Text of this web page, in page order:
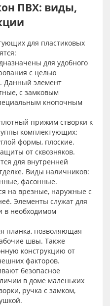
ПВХ: виды,
для пластиковых
для удобного
с целью
Данный элемент
с замковым
кнопочным
прижим створки к
комплектующих:
формы, плоские.
от сквозняков.
для внутренней
Виды наличников:
фасонные.
на врезные, наружные с
Элементы служат для
в необходимом
планка, позволяющая
швы. Также
конструкцию от
факторов.
безопасное
в доме маленьких
ручка с замком,